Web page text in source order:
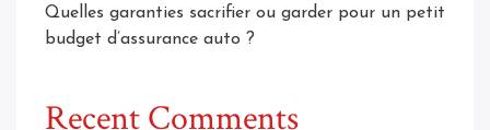
Quelles garanties sacrifier ou garder pour un petit
budget d’assurance auto ?
Recent Comments